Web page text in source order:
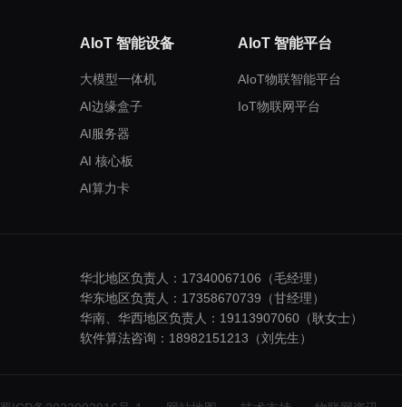
AIoT 智能设备
大模型一体机
AI边缘盒子
AI服务器
AI 核心板
AI算力卡
AIoT 智能平台
AIoT物联智能平台
IoT物联网平台
华北地区负责人：17340067106（毛经理）
华东地区负责人：17358670739（甘经理）
华南、华西地区负责人：19113907060（耿女士）
软件算法咨询：18982151213（刘先生）